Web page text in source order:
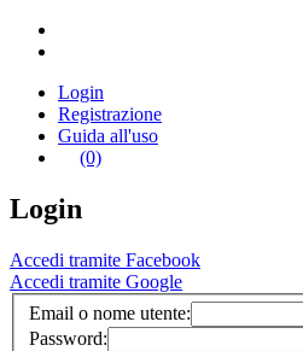
Login
Registrazione
Guida all'uso
(0)
Login
Accedi tramite Facebook
Accedi tramite Google
Email o nome utente:
Password: